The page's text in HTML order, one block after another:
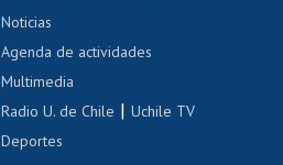
Certificado de renta
Certificado de renta
Noticias
Agenda de actividades
Multimedia
Radio U. de Chile |Uchile TV
Deportes